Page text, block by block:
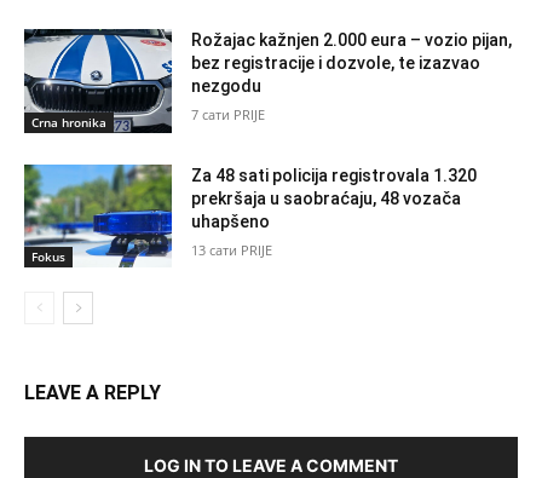
Crna hronika
Rožajac kažnjen 2.000 eura – vozio pijan,
bez registracije i dozvole, te izazvao
nezgodu
7 сати PRIJE
Fokus
Za 48 sati policija registrovala 1.320
prekršaja u saobraćaju, 48 vozača
uhapšeno
13 сати PRIJE
LEAVE A REPLY
LOG IN TO LEAVE A COMMENT